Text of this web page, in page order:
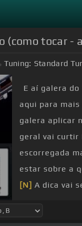
(como tocar -
Tuning: Standard
E aí galera do
aqui para mais
galera aplicar
geral vai curtir
escorregada
estar sobre a
[N] A dica vai